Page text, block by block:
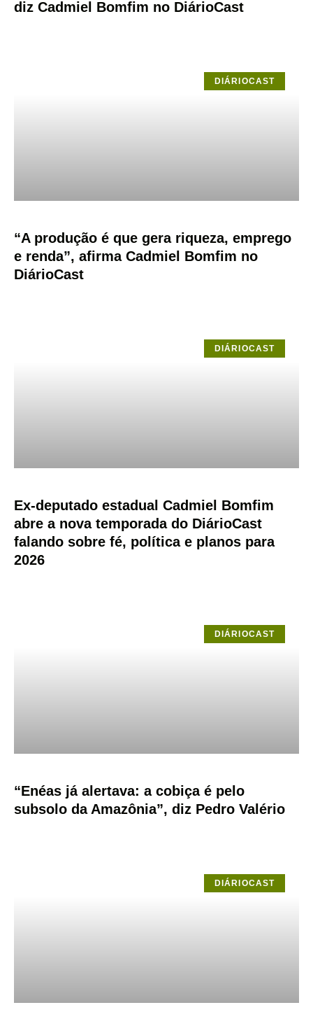
diz Cadmiel Bomfim no DiárioCast
DIÁRIOCAST
“A produção é que gera riqueza, emprego
e renda”, afirma Cadmiel Bomfim no
DiárioCast
DIÁRIOCAST
Ex-deputado estadual Cadmiel Bomfim
abre a nova temporada do DiárioCast
falando sobre fé, política e planos para
2026
DIÁRIOCAST
“Enéas já alertava: a cobiça é pelo
subsolo da Amazônia”, diz Pedro Valério
DIÁRIOCAST